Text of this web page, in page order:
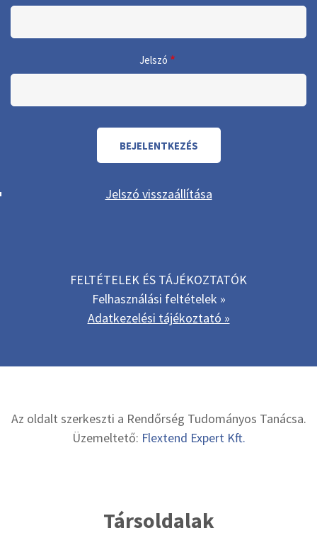
Jelszó
Jelszó visszaállítása
FELTÉTELEK ÉS TÁJÉKOZTATÓK
Felhasználási feltételek »
Adatkezelési tájékoztató »
Az oldalt szerkeszti a Rendőrség Tudományos Tanácsa.
Üzemeltető: Flextend Expert Kft.
Társoldalak